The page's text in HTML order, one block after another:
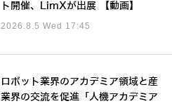
ト開催、LimXが出展 【動画】
2026.8.5 Wed 17:45
ロボット業界のアカデミア領域と産
業界の交流を促進「人機アカデミア